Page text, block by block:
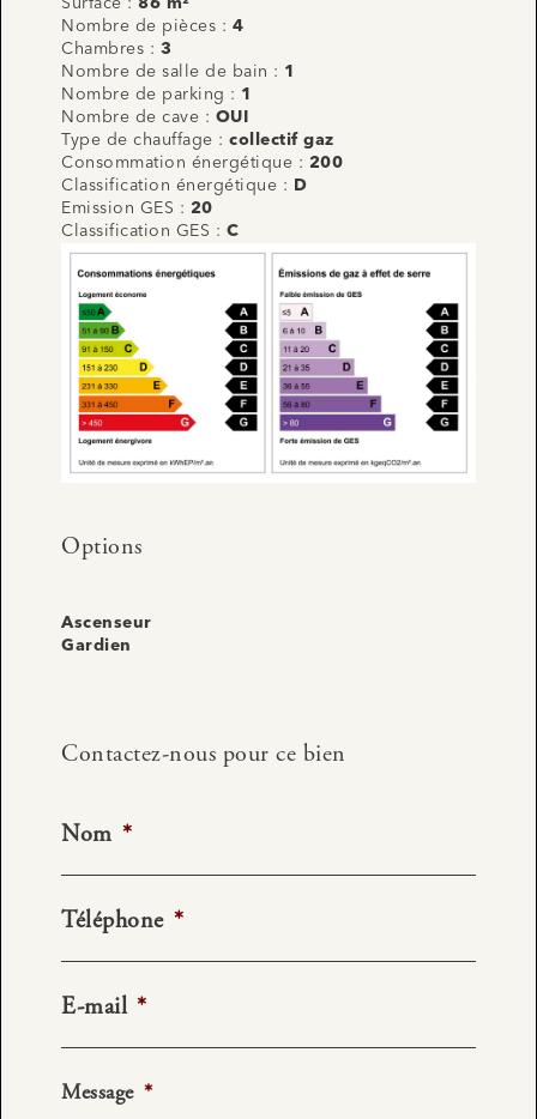
Surface : 86 m²
Nombre de pièces : 4
Chambres : 3
Nombre de salle de bain : 1
Nombre de parking : 1
Nombre de cave : OUI
Type de chauffage : collectif gaz
Consommation énergétique : 200
Classification énergétique :
D
Emission GES : 20
Classification GES : C
Options
Ascenseur
Gardien
Contactez-nous pour ce bien
Nom *
Téléphone *
E-mail *
Message *